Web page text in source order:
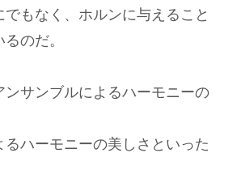
もなく、ホルンに与えること
のだ。
サンブルによるハーモニーの
ハーモニーの美しさといった